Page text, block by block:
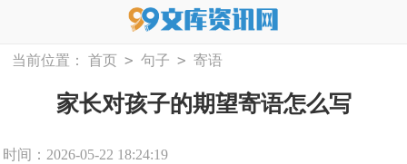
当前位置： 首页 > 句子 > 寄语
家长对孩子的期望寄语怎么写
时间：2026-05-22 18:24:19